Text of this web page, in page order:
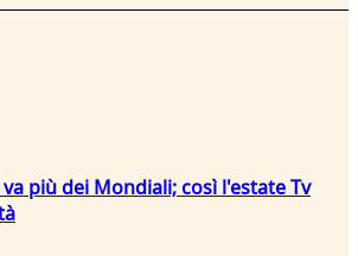
più dei Mondiali; così l'estate Tv